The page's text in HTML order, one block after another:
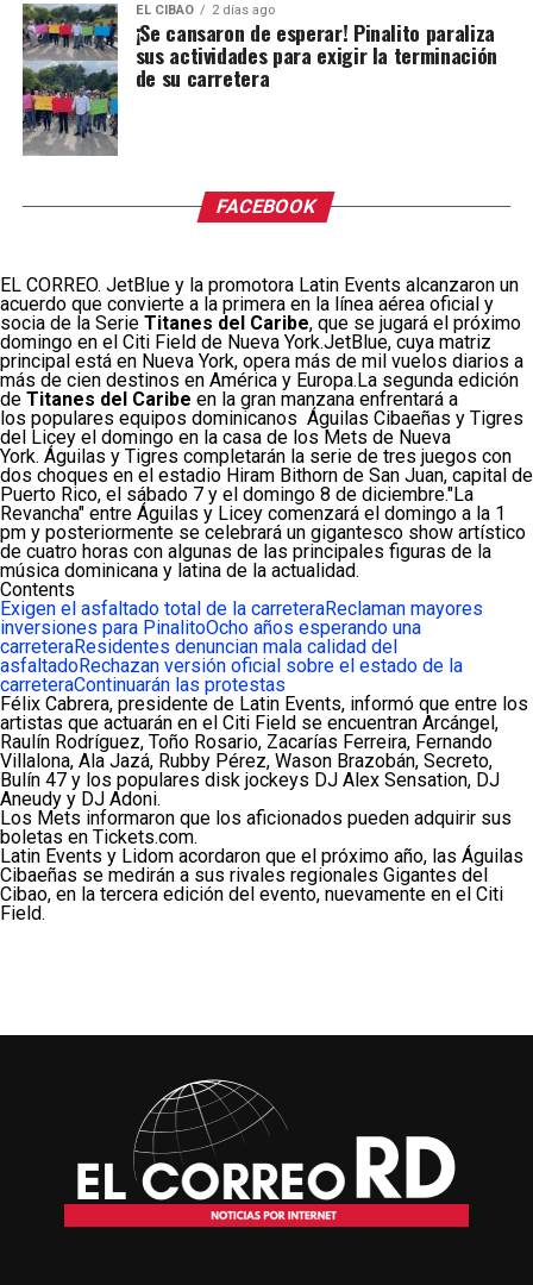
EL CIBAO 2 días ago
¡Se cansaron de esperar! Pinalito paraliza
sus actividades para exigir la terminación
de su carretera
FACEBOOK
EL CORREO. JetBlue y la promotora Latin Events alcanzaron un
acuerdo que convierte a la primera en la línea aérea oficial y
socia de la Serie Titanes del Caribe, que se jugará el próximo
domingo en el Citi Field de Nueva York.JetBlue, cuya matriz
principal está en Nueva York, opera más de mil vuelos diarios a
más de cien destinos en América y Europa.La segunda edición
de Titanes del Caribe en la gran manzana enfrentará a
los populares equipos dominicanos Águilas Cibaeñas y Tigres
del Licey el domingo en la casa de los Mets de Nueva
York. Águilas y Tigres completarán la serie de tres juegos con
dos choques en el estadio Hiram Bithorn de San Juan, capital de
Puerto Rico, el sábado 7 y el domingo 8 de diciembre."La
Revancha" entre Águilas y Licey comenzará el domingo a la 1
pm y posteriormente se celebrará un gigantesco show artístico
de cuatro horas con algunas de las principales figuras de la
música dominicana y latina de la actualidad.
Contents
Exigen el asfaltado total de la carreteraReclaman mayores
inversiones para PinalitoOcho años esperando una
carreteraResidentes denuncian mala calidad del
asfaltadoRechazan versión oficial sobre el estado de la
carreteraContinuarán las protestas
Félix Cabrera, presidente de Latin Events, informó que entre los
artistas que actuarán en el Citi Field se encuentran Arcángel,
Raulín Rodríguez, Toño Rosario, Zacarías Ferreira, Fernando
Villalona, Ala Jazá, Rubby Pérez, Wason Brazobán, Secreto,
Bulín 47 y los populares disk jockeys DJ Alex Sensation, DJ
Aneudy y DJ Adoni.
Los Mets informaron que los aficionados pueden adquirir sus
boletas en Tickets.com.
Latin Events y Lidom acordaron que el próximo año, las Águilas
Cibaeñas se medirán a sus rivales regionales Gigantes del
Cibao, en la tercera edición del evento, nuevamente en el Citi
Field.